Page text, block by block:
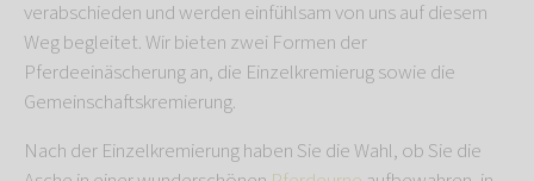
verabschieden und werden einfühlsam von uns auf diesem
Weg begleitet. Wir bieten zwei Formen der
Pferdeeinäscherung an, die Einzelkremierug sowie die
Gemeinschaftskremierung.
Nach der Einzelkremierung haben Sie die Wahl, ob Sie die